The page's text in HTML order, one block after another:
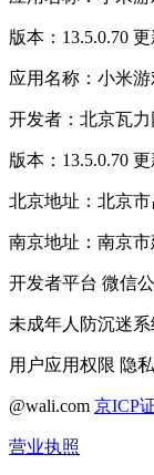
版本：13.5.0.70
应用名称：小米
开发者：北京瓦力
版本：13.5.0.70
北京地址：北京
南京地址：南京
开发者平台 微信
未成年人防沉迷系
用户应用权限 隐
@wali.com 京ICP
营业执照